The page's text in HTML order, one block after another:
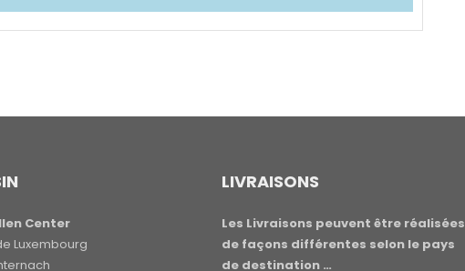
Center
Luxembourg
LIVRAISONS
Les Livraisons peuvent être réalisées
de façons différentes selon le pays
de destination …